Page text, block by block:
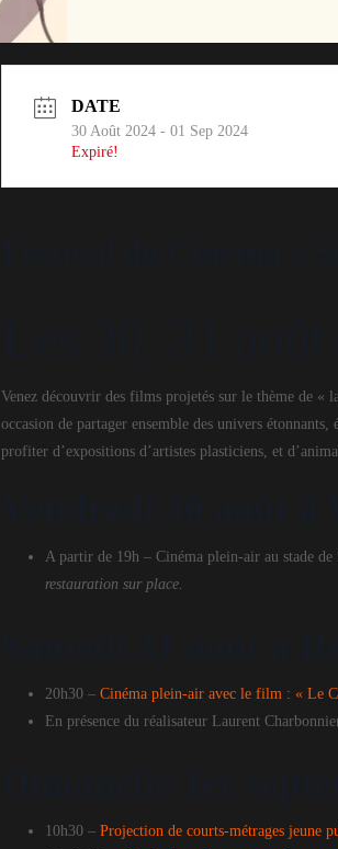
DATE
30 Août 2024- 01 Sep 2024
Expiré!
Venez découvrir des films projetés sur le thème de «
occasion de partager ensemble des univers
profiter d’expositions d’artistes plasticiens, et
A partir de 19h – Cinéma plein-air au stade
restauration sur place.
20h30 – Cinéma plein-air avec le film : « Le
En présence du réalisateur Laurent
10h30 – Projection de courts-métrages jeune